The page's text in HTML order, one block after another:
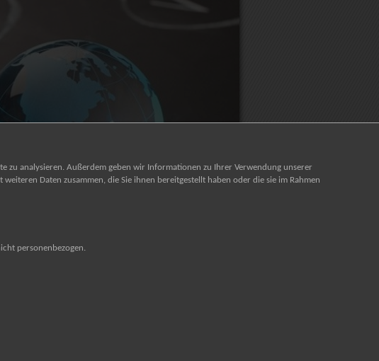
zu analysieren. Außerdem geben wir Informationen zu Ihrer Verwendung unserer
Daten zusammen, die Sie ihnen bereitgestellt haben oder die sie im Rahmen
personenbezogen.